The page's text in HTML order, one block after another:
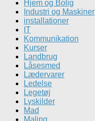
Hjem og Bolig
Industri og Maskiner
installationer
IT
Kommunikation
Kurser
Landbrug
Låsesmed
Lædervarer
Ledelse
Legetøj
Lyskilder
Mad